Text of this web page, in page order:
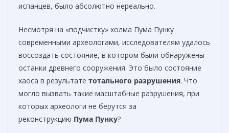
испанцев, было абсолютно нереально.
Несмотря на «подчистку» холма Пума Пунку
современными археологами, исследователям удалось
воссоздать состояние, в котором были обнаружены
останки древнего сооружения. Это было состояние
хаоса в результате тотального разрушения. Что
могло вызвать такие масштабные разрушения, при
которых археологи не берутся за
реконструкцию Пума Пунку?